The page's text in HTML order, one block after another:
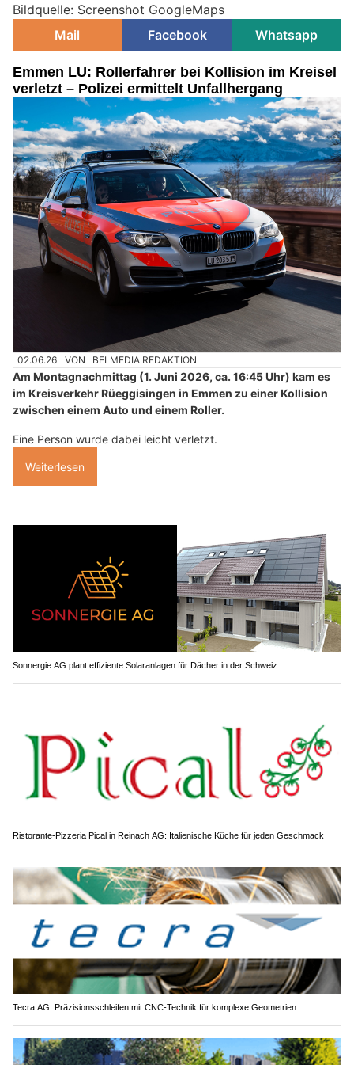
Bildquelle: Screenshot GoogleMaps
Mail
Facebook Whatsapp
Emmen LU: Rollerfahrer bei Kollision im Kreisel
verletzt – Polizei ermittelt Unfallhergang
02.06.26 VON BELMEDIA REDAKTION
Am Montagnachmittag (1. Juni 2026, ca. 16:45 Uhr) kam es
im Kreisverkehr Rüeggisingen in Emmen zu einer Kollision
zwischen einem Auto und einem Roller.
Eine Person wurde dabei leicht verletzt.
Weiterlesen
Sonnergie AG plant effiziente Solaranlagen für Dächer in der Schweiz
Ristorante-Pizzeria Pical in Reinach AG: Italienische Küche für jeden Geschmack
Tecra AG: Präzisionsschleifen mit CNC-Technik für komplexe Geometrien